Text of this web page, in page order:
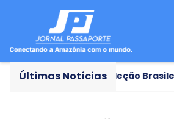
Últimas Notícias
o futebol Seleção Brasileira